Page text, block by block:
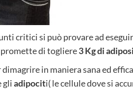
critici si può provare ad
di togliere3 Kg di
in maniera sana ed
gliadipociti( le cellule dove si